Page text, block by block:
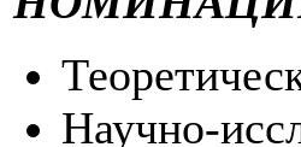
Научно-